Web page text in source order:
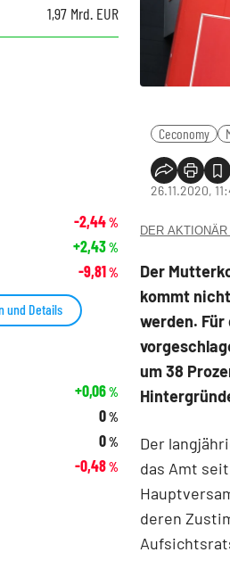
Ceconomy
26.11.2020,
DER
Der
kommt
werden.
um 38
Der
das Amt
deren
1,97 Mrd. EUR
-2,44%
+2,43%
-9,81%
und Details
+0,06%
0%
0%
-0,48%